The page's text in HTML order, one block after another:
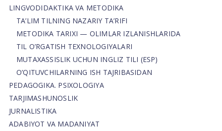
LINGVODIDAKTIKA VA METODIKA
TA’LIM TILNING NAZARIY TA’RIFI
METODIKA TARIXI — OLIMLAR IZLANISHLARIDA
TIL O’RGATISH TEXNOLOGIYALARI
MUTAXASSISLIK UCHUN INGLIZ TILI (ESP)
O’QITUVCHILARNING ISH TAJRIBASIDAN
PEDAGOGIKA. PSIXOLOGIYA
TARJIMASHUNOSLIK
JURNALISTIKA
ADABIYOT VA MADANIYAT